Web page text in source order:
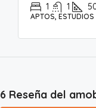
1 1
APTOS, ESTUDIOS
6 Reseña del